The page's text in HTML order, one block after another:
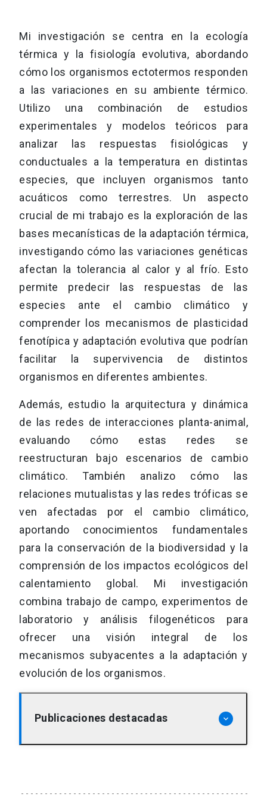
Mi investigación se centra en la ecología
térmica y la fisiología evolutiva, abordando
cómo los organismos ectotermos responden
a las variaciones en su ambiente térmico.
Utilizo una combinación de estudios
experimentales y modelos teóricos para
analizar las respuestas fisiológicas y
conductuales a la temperatura en distintas
especies, que incluyen organismos tanto
acuáticos como terrestres. Un aspecto
crucial de mi trabajo es la exploración de las
bases mecanísticas de la adaptación térmica,
investigando cómo las variaciones genéticas
afectan la tolerancia al calor y al frío. Esto
permite predecir las respuestas de las
especies ante el cambio climático y
comprender los mecanismos de plasticidad
fenotípica y adaptación evolutiva que podrían
facilitar la supervivencia de distintos
organismos en diferentes ambientes.
Además, estudio la arquitectura y dinámica
de las redes de interacciones planta-animal,
evaluando cómo estas redes se
reestructuran bajo escenarios de cambio
climático. También analizo cómo las
relaciones mutualistas y las redes tróficas se
ven afectadas por el cambio climático,
aportando conocimientos fundamentales
para la conservación de la biodiversidad y la
comprensión de los impactos ecológicos del
calentamiento global. Mi investigación
combina trabajo de campo, experimentos de
laboratorio y análisis filogenéticos para
ofrecer una visión integral de los
mecanismos subyacentes a la adaptación y
evolución de los organismos.
Publicaciones destacadas keyboard_arrow_down